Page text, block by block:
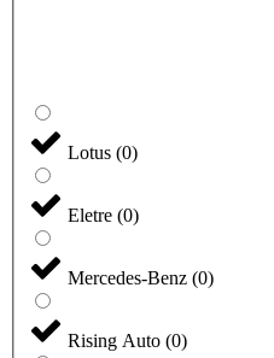
Lotus (0)
Eletre (0)
Mercedes-Benz (0)
Rising Auto (0)